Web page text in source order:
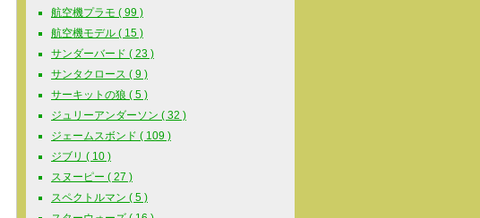
航空機プラモ ( 99 )
航空機モデル ( 15 )
サンダーバード ( 23 )
サンタクロース ( 9 )
サーキットの狼 ( 5 )
ジュリーアンダーソン ( 32 )
ジェームスボンド ( 109 )
ジブリ ( 10 )
スヌーピー ( 27 )
スペクトルマン ( 5 )